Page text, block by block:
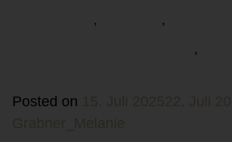
, ,
,
Posted on